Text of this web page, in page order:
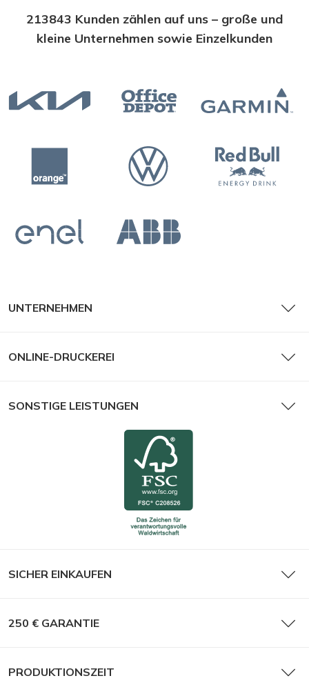
213843 Kunden zählen auf uns – große und
kleine Unternehmen sowie Einzelkunden
UNTERNEHMEN
ONLINE-DRUCKEREI
SONSTIGE LEISTUNGEN
SICHER EINKAUFEN
250 € GARANTIE
PRODUKTIONSZEIT